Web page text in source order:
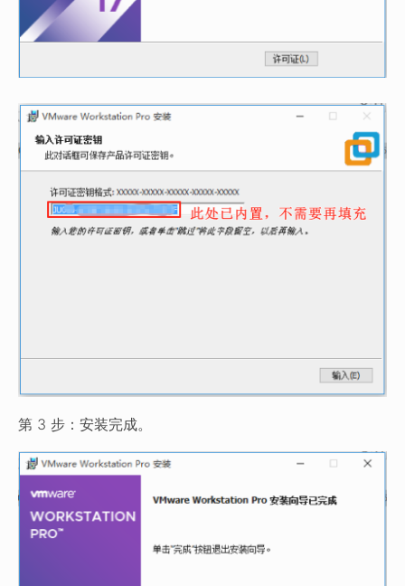
第 3 步：安装完成。